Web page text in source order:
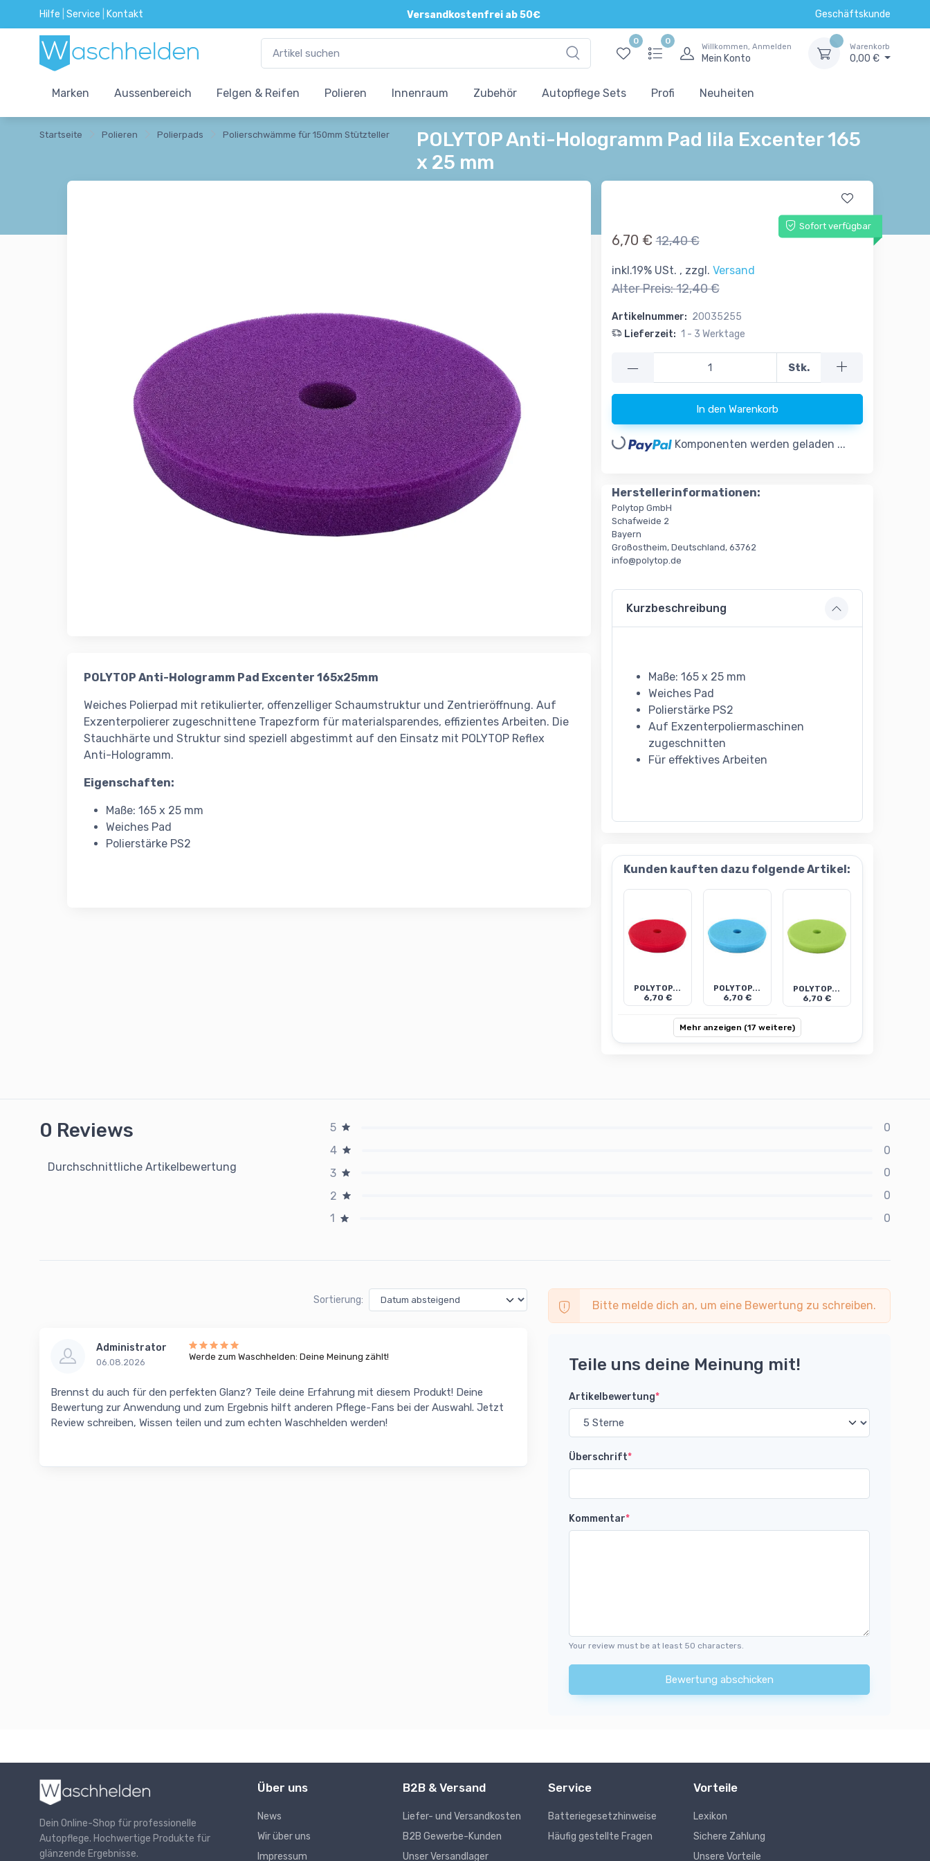
Hilfe Service Kontakt Versandkostenfrei ab 50€ Geschäftskunde
0 0
Willkommen, Anmelden
Mein Konto
Warenkorb
0,00 €
Marken Aussenbereich Felgen & Reifen Polieren Innenraum Zubehör Autopflege Sets Profi Neuheiten
Startseite Polieren Polierpads Polierschwämme für 150mm Stützteller
POLYTOP Anti-Hologramm Pad lila Excenter 165
x 25 mm
POLYTOP Anti-Hologramm Pad Excenter 165x25mm
Weiches Polierpad mit retikulierter, offenzelliger Schaumstruktur und Zentrieröffnung. Auf
Exzenterpolierer zugeschnittene Trapezform für materialsparendes, effizientes Arbeiten. Die
Stauchhärte und Struktur sind speziell abgestimmt auf den Einsatz mit POLYTOP Reflex
Anti-Hologramm.
Eigenschaften:
Maße: 165 x 25 mm
Weiches Pad
Polierstärke PS2
Sofort verfügbar
6,70 € 12,40 €
inkl.19% USt. , zzgl. Versand
Alter Preis:12,40 €
Artikelnummer: 20035255
Lieferzeit: 1 - 3 Werktage
— Stk.
In den Warenkorb
Loading... Komponenten werden geladen ...
Herstellerinformationen:
Polytop GmbH
Schafweide 2
Bayern
Großostheim, Deutschland, 63762
info@polytop.de
Kurzbeschreibung
Maße: 165 x 25 mm
Weiches Pad
Polierstärke PS2
Auf Exzenterpoliermaschinen
zugeschnitten
Für effektives Arbeiten
Kunden kauften dazu folgende Artikel:
POLYTOP...
6,70 €
POLYTOP...
6,70 €
POLYTOP...
6,70 €
Mehr anzeigen (17 weitere)
0 Reviews
Durchschnittliche Artikelbewertung
5
0
4
0
3
0
2
0
1
0
Sortierung:
Administrator
06.08.2026
Werde zum Waschhelden: Deine Meinung zählt!
Brennst du auch für den perfekten Glanz? Teile deine Erfahrung mit diesem Produkt! Deine
Bewertung zur Anwendung und zum Ergebnis hilft anderen Pflege-Fans bei der Auswahl. Jetzt
Review schreiben, Wissen teilen und zum echten Waschhelden werden!
Bitte melde dich an, um eine Bewertung zu schreiben.
Teile uns deine Meinung mit!
Artikelbewertung*
Überschrift*
Kommentar*
Your review must be at least 50 characters.
Bewertung abschicken
Dein Online-Shop für professionelle
Autopflege. Hochwertige Produkte für
glänzende Ergebnisse.
Über uns
News
Wir über uns
Impressum
B2B & Versand
Liefer- und Versandkosten
B2B Gewerbe-Kunden
Unser Versandlager
Service
Batteriegesetzhinweise
Häufig gestellte Fragen
Vorteile
Lexikon
Sichere Zahlung
Unsere Vorteile